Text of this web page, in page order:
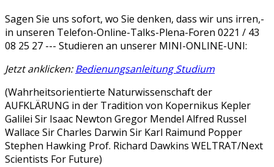
Sagen Sie uns sofort, wo Sie denken, dass wir uns irren,-
in unseren Telefon-Online-Talks-Plena-Foren 0221 / 43
08 25 27 --- Studieren an unserer MINI-ONLINE-UNI:
Jetzt anklicken:BedienungsanleitungStudium
(Wahrheitsorientierte Naturwissenschaft der
AUFKLÄRUNG in der Tradition von Kopernikus Kepler
Galilei Sir Isaac Newton Gregor Mendel Alfred Russel
Wallace Sir Charles Darwin Sir Karl Raimund Popper
Stephen Hawking Prof. Richard Dawkins WELTRAT/Next
Scientists For Future)